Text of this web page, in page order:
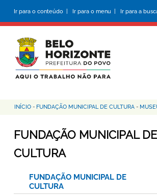
conteúdo
principal
Ir para o conteúdo | Ir para o menu | Ir para a
Trilha
de
navegação
INÍCIO - FUNDAÇÃO MUNICIPAL DE CULTURA -
FUNDAÇÃO MUNICIPAL DE
CULTURA
FUNDAÇÃO MUNICIPAL DE
CULTURA